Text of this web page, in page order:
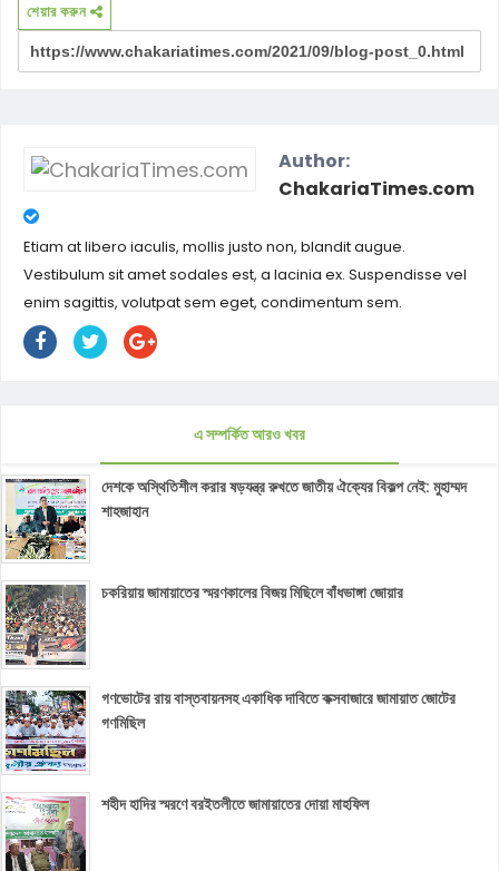
শেয়ার করুন
Author:
ChakariaTimes.com
Etiam at libero iaculis, mollis justo non, blandit augue.
Vestibulum sit amet sodales est, a lacinia ex. Suspendisse vel
enim sagittis, volutpat sem eget, condimentum sem.
এ সম্পর্কিত আরও খবর
দেশকে অস্থিতিশীল করার ষড়যন্ত্র রুখতে জাতীয় ঐক্যের বিকল্প নেই: মুহাম্মদ
শাহজাহান
চকরিয়ায় জামায়াতের স্মরণকালের বিজয় মিছিলে বাঁধভাঙ্গা জোয়ার
গণভোটের রায় বাস্তবায়নসহ একাধিক দাবিতে কক্সবাজারে জামায়াত জোটের
গণমিছিল
শহীদ হাদির স্মরণে বরইতলীতে জামায়াতের দোয়া মাহফিল